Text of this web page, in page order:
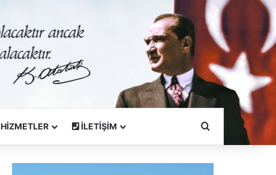
HİZMETLER İLETİŞİM Arama Yapın